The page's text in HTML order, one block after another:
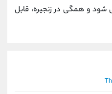
و همگی در زنجیره، قابل